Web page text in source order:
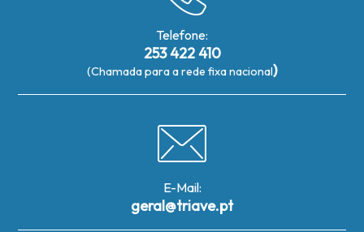
Telefone:
253 422 410
(Chamada para a rede fixa nacional)
E-Mail:
geral@triave.pt